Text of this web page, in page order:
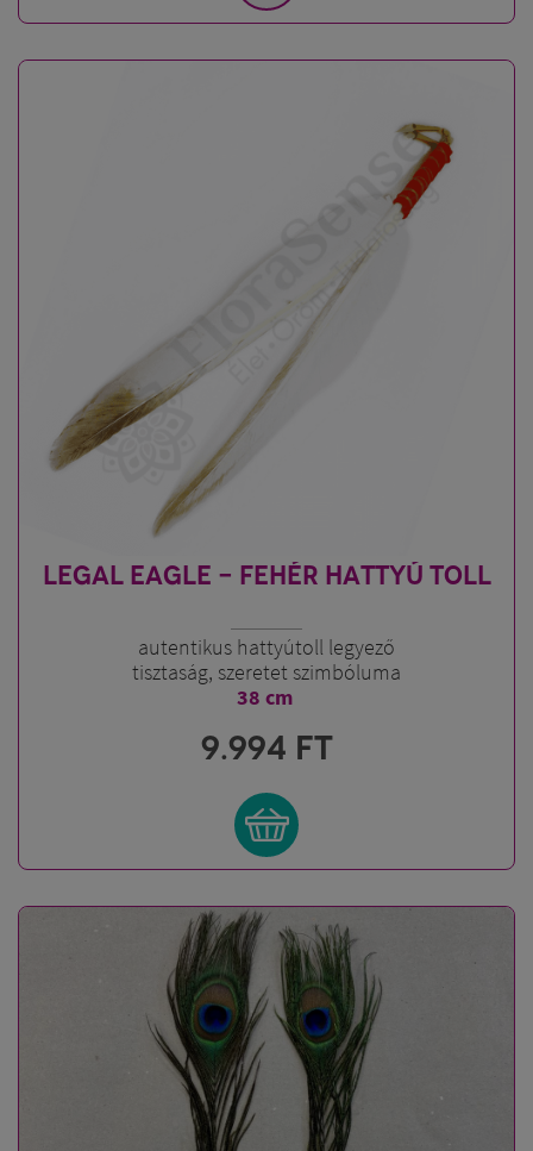
LEGAL EAGLE - FEHÉR HATTYÚ TOLL
autentikus hattyútoll legyező
tisztaság, szeretet szimbóluma
38 cm
9.994 FT